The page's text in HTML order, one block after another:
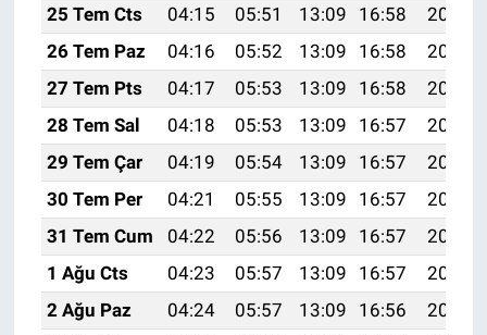
25 Tem Cts
04:15 05:51 13:09 16:58
20:18
26 Tem Paz
04:16 05:52 13:09 16:58
20:17
27 Tem Pts
04:17 05:53 13:09 16:58
20:16
28 Tem Sal
04:18 05:53 13:09 16:57
20:15
29 Tem Çar
04:19 05:54 13:09 16:57
20:14
30 Tem Per
04:21 05:55 13:09 16:57
20:14
31 Tem Cum
04:22 05:56 13:09 16:57
20:13
1 Ağu Cts
04:23 05:57 13:09 16:57
20:12
2 Ağu Paz
04:24 05:57 13:09 16:56
20:11